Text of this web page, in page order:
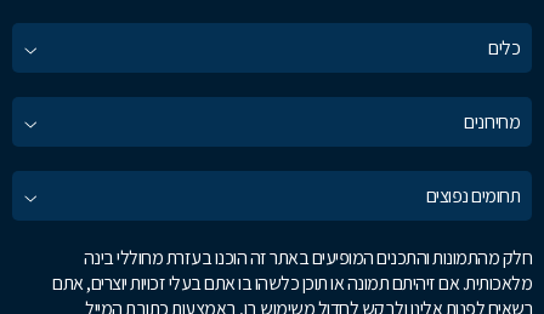
כלים
מחירונים
תחומים נפוצים
חלק מהתמונות והתכנים המופיעים באתר זה הוכנו בעזרת מחוללי בינה
מלאכותית. אם זיהיתם תמונה או תוכן כלשהו בו אתם בעלי זכויות יוצרים, אתם
רשאים לפנות אלינו ולבקש לחדול משימוש בו, באמצעות כתובת המייל